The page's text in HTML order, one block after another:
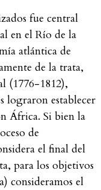
fue central
en el Río de la
atlántica de
de la trata,
(1776-1812),
lograron establecer
África. Si bien la
de
el final del
para los objetivos
consideramos el